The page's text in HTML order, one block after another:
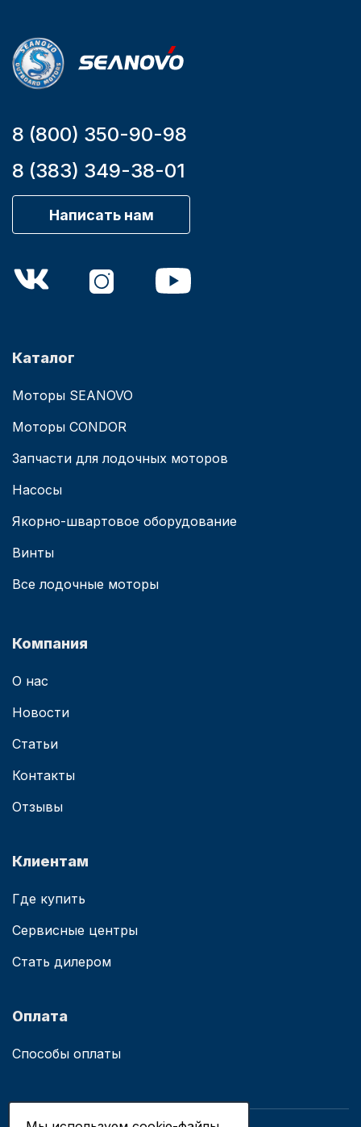
8 (800) 350-90-98
8 (383) 349-38-01
Написать нам
Каталог
Моторы SEANOVO
Моторы CONDOR
Запчасти для лодочных моторов
Насосы
Якорно-швартовое оборудование
Винты
Все лодочные моторы
Компания
О нас
Новости
Статьи
Контакты
Отзывы
Клиентам
Где купить
Сервисные центры
Стать дилером
Оплата
Способы оплаты